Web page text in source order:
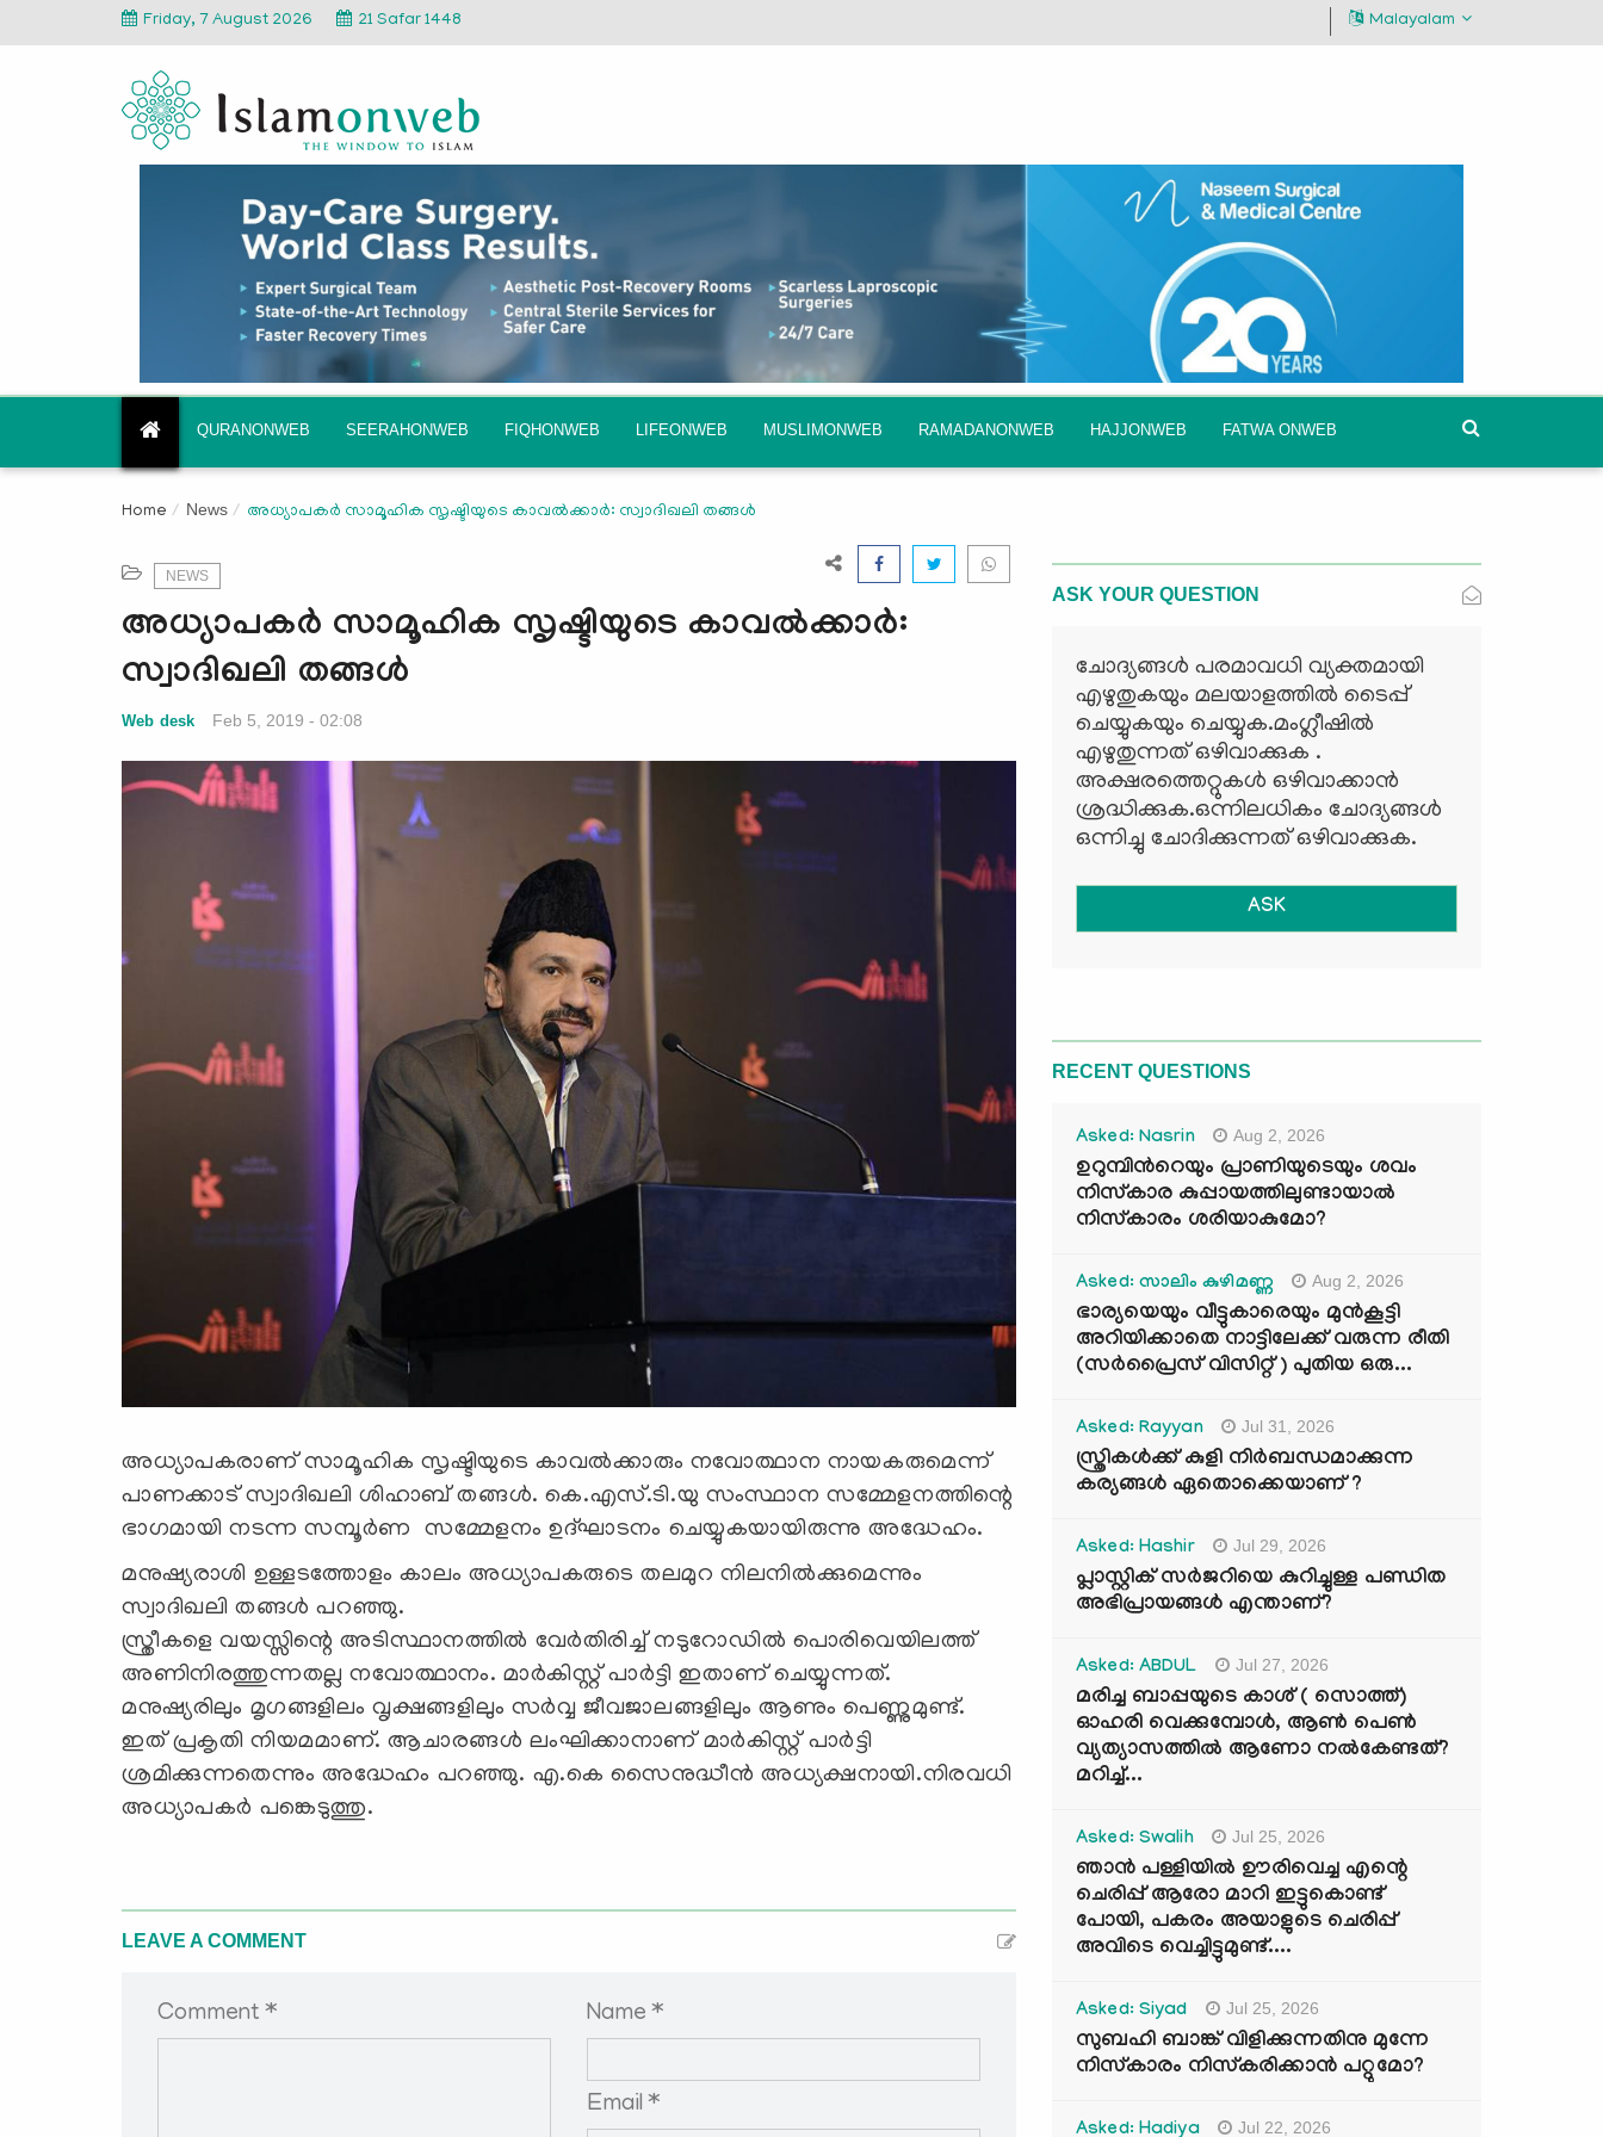
Friday, 7 August 2026 21 Safar 1448 Malayalam
QURANONWEB SEERAHONWEB FIQHONWEB LIFEONWEB MUSLIMONWEB RAMADANONWEB HAJJONWEB FATWA ONWEB
Home News അധ്യാപകര്‍ സാമൂഹിക സൃഷ്ടിയുടെ കാവല്‍ക്കാര്‍: സ്വാദിഖലി തങ്ങള്‍
NEWS
അധ്യാപകര്‍ സാമൂഹിക സൃഷ്ടിയുടെ കാവല്‍ക്കാര്‍:
സ്വാദിഖലി തങ്ങള്‍
Web desk Feb 5, 2019 - 02:08
അധ്യാപകരാണ് സാമൂഹിക സൃഷ്ടിയുടെ കാവല്‍ക്കാരും നവോത്ഥാന നായകരുമെന്ന്
പാണക്കാട് സ്വാദിഖലി ശിഹാബ് തങ്ങള്‍. കെ.എസ്.ടി.യു സംസ്ഥാന സമ്മേളനത്തിന്റെ
ഭാഗമായി നടന്ന സമ്പൂര്‍ണ സമ്മേളനം ഉദ്ഘാടനം ചെയ്യുകയായിരുന്നു അദ്ധേഹം.
മനുഷ്യരാശി ഉള്ളടത്തോളം കാലം അധ്യാപകരുടെ തലമുറ നിലനില്‍ക്കുമെന്നും
സ്വാദിഖലി തങ്ങള്‍ പറഞ്ഞു.
സ്ത്രീകളെ വയസ്സിന്റെ അടിസ്ഥാനത്തില്‍ വേര്‍തിരിച്ച് നടുറോഡില്‍ പൊരിവെയിലത്ത്
അണിനിരത്തുന്നതല്ല നവോത്ഥാനം. മാര്‍കിസ്റ്റ് പാര്‍ട്ടി ഇതാണ് ചെയ്യുന്നത്.
മനുഷ്യരിലും മൃഗങ്ങളിലം വൃക്ഷങ്ങളിലും സര്‍വ്വ ജീവജാലങ്ങളിലും ആണും പെണ്ണുമുണ്ട്.
ഇത് പ്രകൃതി നിയമമാണ്. ആചാരങ്ങള്‍ ലംഘിക്കാനാണ് മാര്‍കിസ്റ്റ് പാര്‍ട്ടി
ശ്രമിക്കുന്നതെന്നും അദ്ധേഹം പറഞ്ഞു. എ.കെ സൈനുദ്ധീന്‍ അധ്യക്ഷനായി.നിരവധി
അധ്യാപകര്‍ പങ്കെടുത്തു.
LEAVE A COMMENT
Comment * Name *
Email *
ASK YOUR QUESTION
ചോദ്യങ്ങള്‍ പരമാവധി വ്യക്തമായി
എഴുതുകയും മലയാളത്തില്‍ ടൈപ്പ്
ചെയ്യുകയും ചെയ്യുക.മംഗ്ലീഷില്‍
എഴുതുന്നത് ഒഴിവാക്കുക .
അക്ഷരത്തെറ്റുകള്‍ ഒഴിവാക്കാന്‍
ശ്രദ്ധിക്കുക.ഒന്നിലധികം ചോദ്യങ്ങള്‍
ഒന്നിച്ചു ചോദിക്കുന്നത് ഒഴിവാക്കുക.
ASK
RECENT QUESTIONS
Asked: Nasrin Aug 2, 2026
ഉറുമ്പിന്‍റെയും പ്രാണിയുടെയും ശവം
നിസ്കാര കുപ്പായത്തിലുണ്ടായാൽ
നിസ്കാരം ശരിയാകുമോ?
Asked: സാലിം കുഴിമണ്ണ Aug 2, 2026
ഭാര്യയെയും വീട്ടുകാരെയും മുൻകൂട്ടി
അറിയിക്കാതെ നാട്ടിലേക്ക് വരുന്ന രീതി
(സർപ്രൈസ് വിസിറ്റ് ) പുതിയ ഒരു...
Asked: Rayyan Jul 31, 2026
സ്ത്രികൾക്ക് കുളി നിർബന്ധമാക്കുന്ന
കര്യങ്ങൾ ഏതൊക്കെയാണ് ?
Asked: Hashir Jul 29, 2026
പ്ലാസ്റ്റിക് സർജറിയെ കുറിച്ചുള്ള പണ്ഡിത
അഭിപ്രായങ്ങൾ എന്താണ്?
Asked: ABDUL Jul 27, 2026
മരിച്ച ബാപ്പയുടെ കാശ് ( സൊത്ത്)
ഓഹരി വെക്കുമ്പോൾ, ആണ്‍ പെണ്‍
വ്യത്യാസത്തില്‍ ആണോ നല്‍കേണ്ടത്?
മറിച്ച്...
Asked: Swalih Jul 25, 2026
ഞാൻ പള്ളിയിൽ ഊരിവെച്ച എന്റെ
ചെരിപ്പ് ആരോ മാറി ഇട്ടുകൊണ്ട്
പോയി, പകരം അയാളുടെ ചെരിപ്പ്
അവിടെ വെച്ചിട്ടുമുണ്ട്....
Asked: Siyad Jul 25, 2026
സുബഹി ബാങ്ക് വിളിക്കുന്നതിനു മുന്നേ
നിസ്കാരം നിസ്കരിക്കാൻ പറ്റുമോ?
Asked: Hadiya Jul 22, 2026